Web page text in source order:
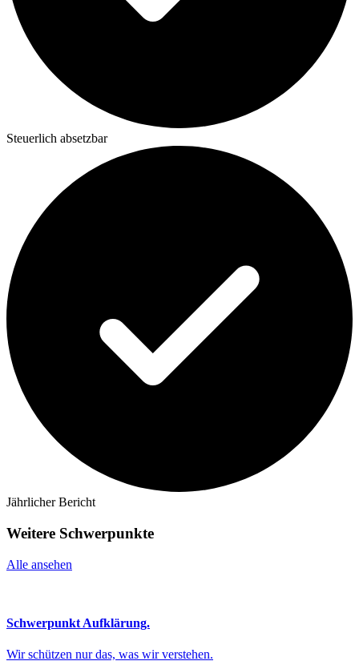
Steuerlich absetzbar
Jährlicher Bericht
Weitere Schwerpunkte
Alle ansehen
Schwerpunkt Aufklärung.
Wir schützen nur das, was wir verstehen.